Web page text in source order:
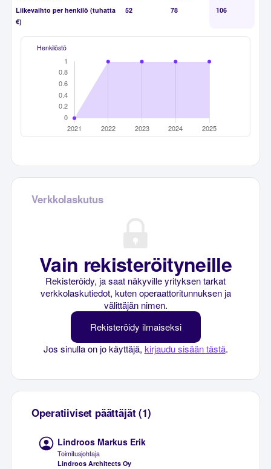
Liikevaihto per henkilö (tuhatta
€)
52 78 106
Henkilöstö
Verkkolaskutus
Vain rekisteröityneille
Rekisteröidy, ja saat näkyville yrityksen tarkat
verkkolaskutiedot, kuten operaattoritunnuksen ja
välittäjän nimen.
Rekisteröidy ilmaiseksi
Jos sinulla on jo käyttäjä, kirjaudu sisään tästä.
Operatiiviset päättäjät (1)
Lindroos Markus Erik
Toimitusjohtaja
Lindroos Architects Oy